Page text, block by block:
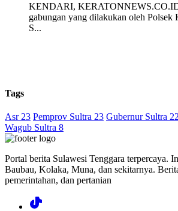
KENDARI,
gabungan yang dilakukan oleh Polsek
S...
Tags
Asr 23 Pemprov Sultra 23 Gubernur Sultra 22
Wagub Sultra 8
Portal berita Sulawesi Tenggara terpercaya.
Baubau, Kolaka, Muna, dan sekitarnya.
pemerintahan, dan pertanian